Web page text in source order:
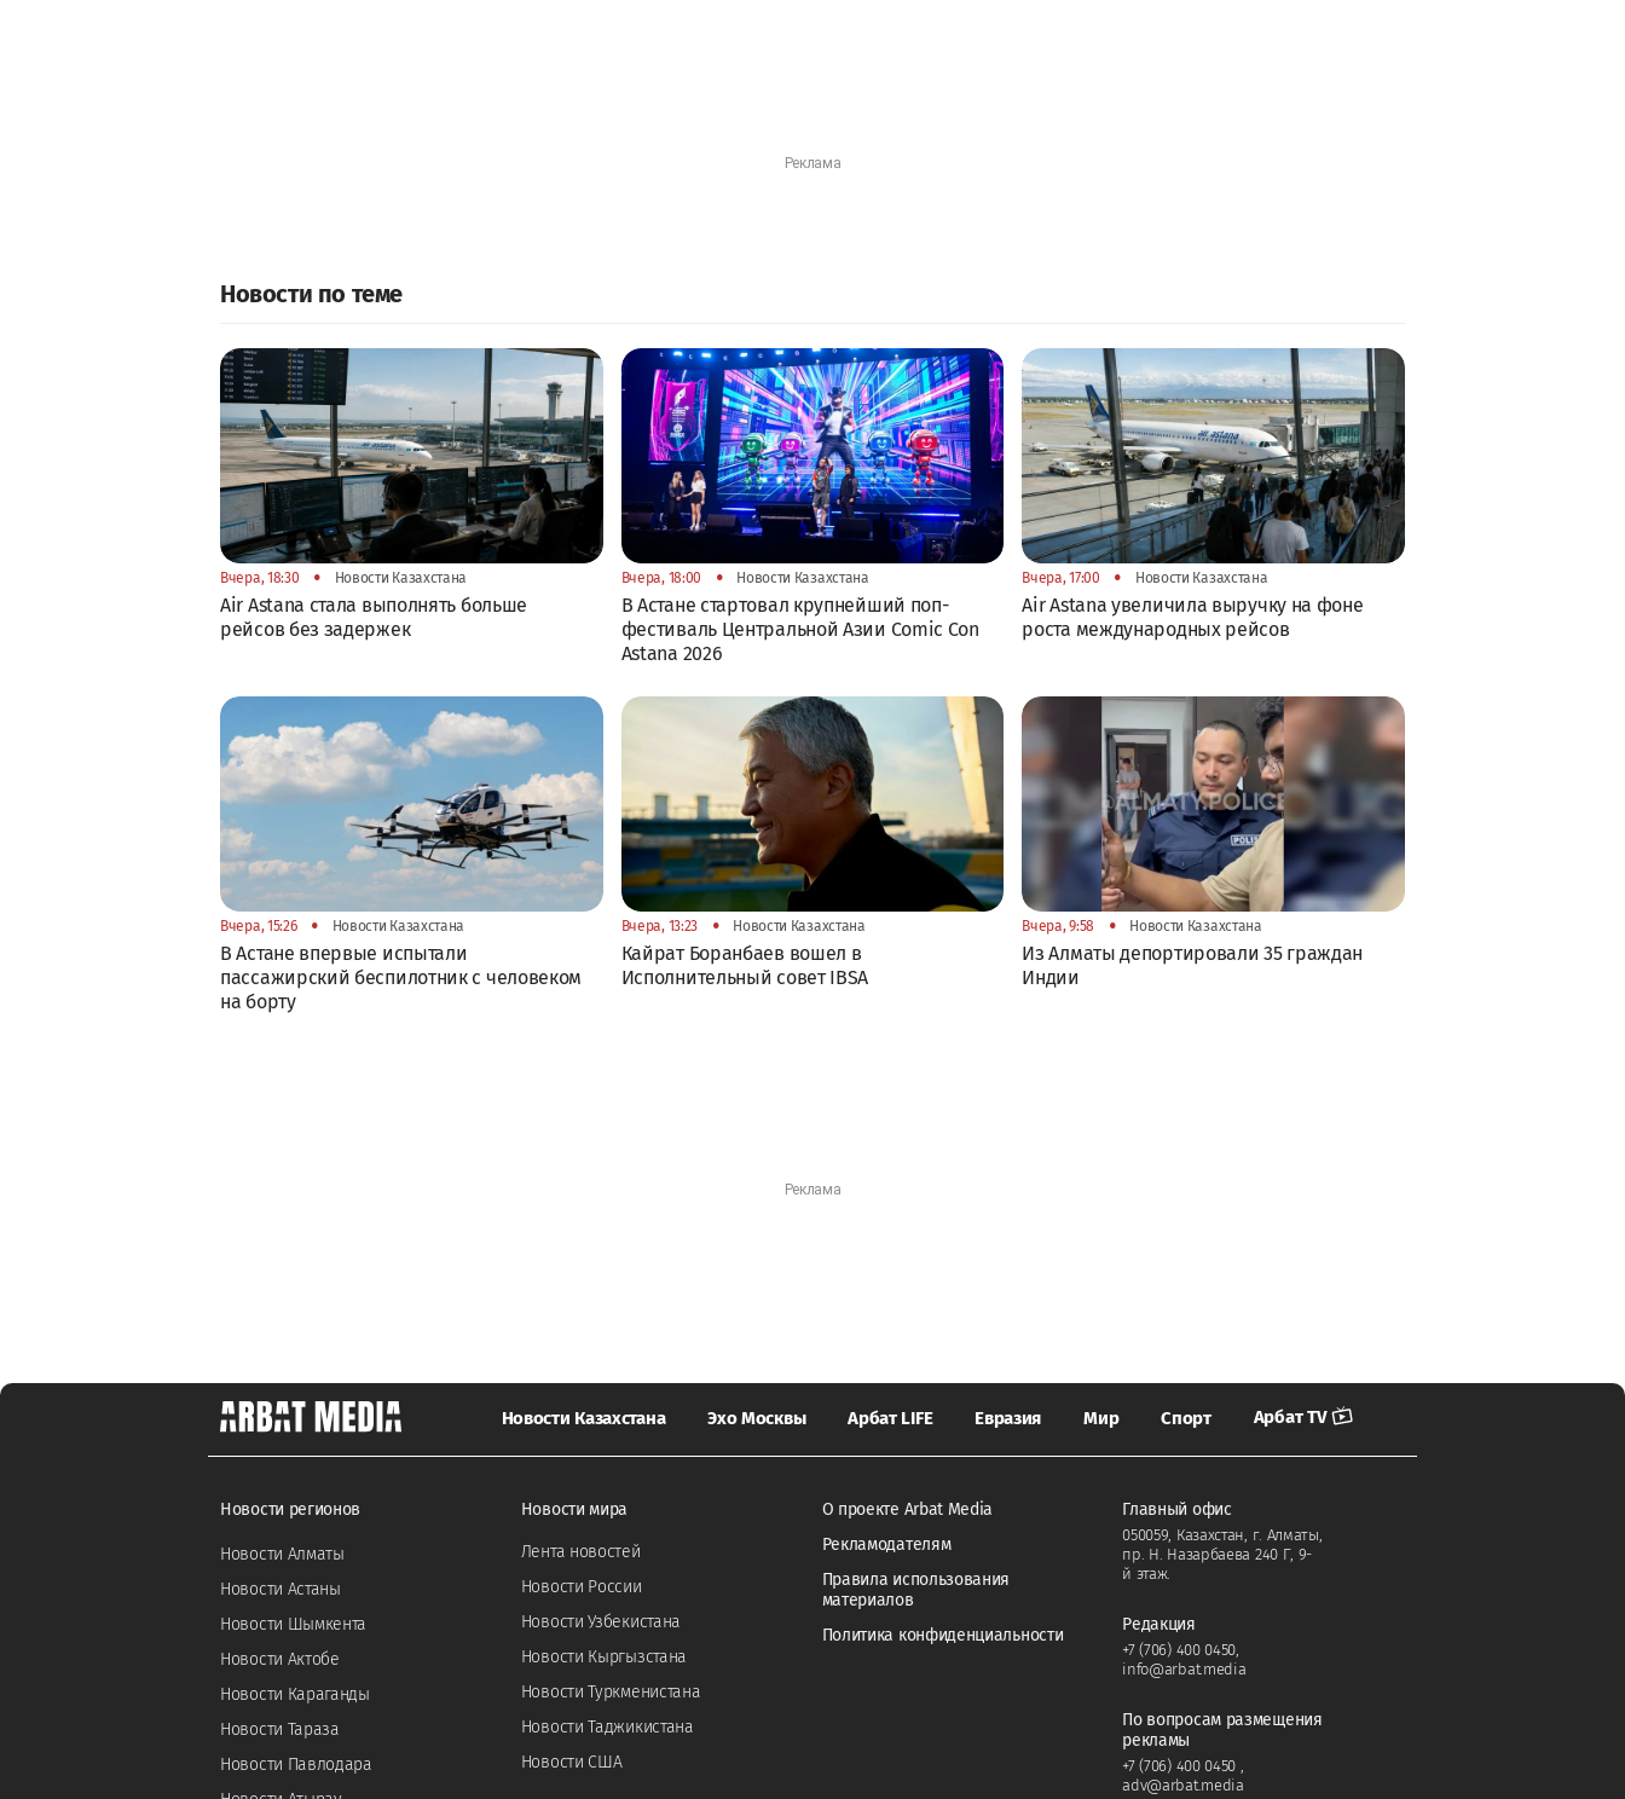
Новости по теме
Вчера, 18:30 • Новости Казахстана
Air Astana стала выполнять больше
рейсов без задержек
Вчера, 18:00 • Новости Казахстана
В Астане стартовал крупнейший поп-
фестиваль Центральной Азии Comic Con
Astana 2026
Вчера, 17:00 • Новости Казахстана
Air Astana увеличила выручку на фоне
роста международных рейсов
Вчера, 15:26 • Новости Казахстана
В Астане впервые испытали
пассажирский беспилотник с человеком
на борту
Вчера, 13:23 • Новости Казахстана
Кайрат Боранбаев вошел в
Исполнительный совет IBSA
Вчера, 9:58 • Новости Казахстана
Из Алматы депортировали 35 граждан
Индии
Новости Казахстана Эхо Москвы Арбат LIFE Евразия Мир Спорт Арбат TV
Новости регионов
Новости Алматы
Новости Астаны
Новости Шымкента
Новости Актобе
Новости Караганды
Новости Тараза
Новости Павлодара
Новости мира
Лента новостей
Новости России
Новости Узбекистана
Новости Кыргызстана
Новости Туркменистана
Новости Таджикистана
Новости США
О проекте Arbat Media
Рекламодателям
Правила использования
материалов
Политика конфиденциальности
Главный офис
050059, Казахстан, г. Алматы,
пр. Н. Назарбаева 240 Г, 9-
й этаж.
Редакция
+7 (706) 400 0450
info@arbat.media
По вопросам размещения
рекламы
+7 (706) 400 0450
adv@arbat.media